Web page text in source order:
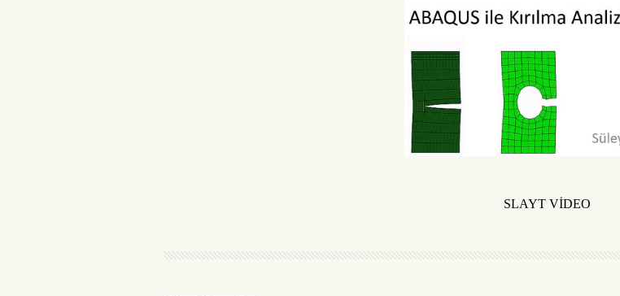
SLAYT VİDEO